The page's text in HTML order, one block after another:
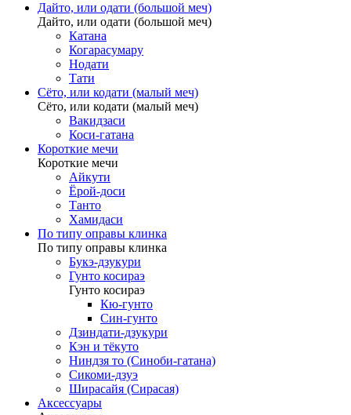
Дайто, или одати (большой меч)
Дайто, или одати (большой меч)
Катана
Когарасумару
Нодати
Тати
Сёто, или кодати (малый меч)
Сёто, или кодати (малый меч)
Вакидзаси
Коси-гатана
Короткие мечи
Короткие мечи
Айкути
Ёрой-доси
Танто
Хамидаси
По типу оправы клинка
По типу оправы клинка
Букэ-дзукури
Гунто косираэ
Гунто косираэ
Кю-гунто
Син-гунто
Дзиндати-дзукури
Кэн и тёкуто
Ниндзя то (Синоби-гатана)
Сикоми-дзуэ
Ширасайя (Сирасая)
Аксессуары